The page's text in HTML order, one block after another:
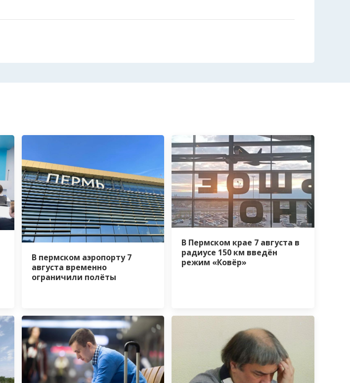
В пермском аэропорту 7
августа временно
ограничили полёты
В Пермском крае 7 августа в
радиусе 150 км введён
режим «Ковёр»